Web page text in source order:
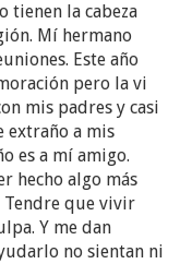
tienen la cabeza
Mí hermano
Este año
pero la vi
mis padres y casi
extraño a mis
es a mí amigo.
hecho algo más
Tendre que vivir
Y me dan
no sientan ni